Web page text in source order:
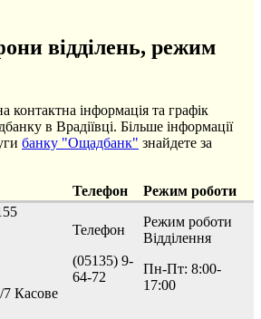
відділень, режим
контактна інформація та графік
в Врадіївці. Більше інформації
банку "Ощадбанк" знайдете за
Телефон
Режим роботи
7 Касове
Телефон
(05135) 9-
64-72
Режим роботи
Відділення
Пн-Пт: 8:00-
17:00